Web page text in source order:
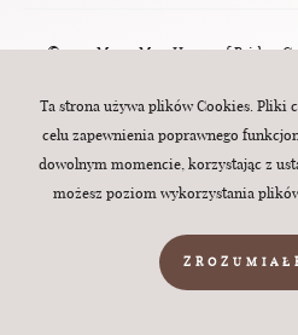
© 2023 Marry Me - House of Brides,
570 760 320 | e-mail:
reserved.
Ta strona używa plików Cookies. Pliki
celu zapewnienia poprawnego
dowolnym momencie, korzystając z
możesz poziom wykorzystania